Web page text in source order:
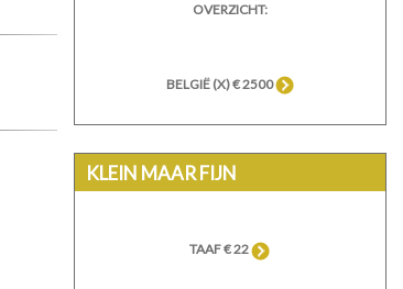
OVERZICHT:
BELGIË (X) € 2500
KLEIN MAAR FIJN
TAAF € 22